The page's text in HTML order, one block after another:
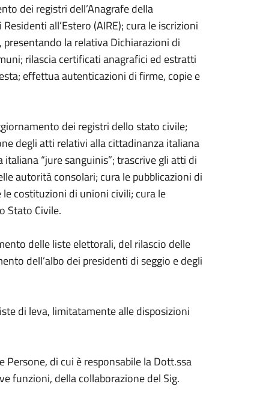
dei registri dell’Anagrafe della
all’Estero (AIRE); cura le iscrizioni
la relativa Dichiarazioni di
rilascia certificati anagrafici ed estratti
effettua autenticazioni di firme, copie e
dei registri dello stato civile;
degli atti relativi alla cittadinanza italiana
“jure sanguinis”; trascrive gli atti di
autorità consolari; cura le pubblicazioni di
costituzioni di unioni civili; cura le
Stato Civile.
delle liste elettorali, del rilascio delle
dell’albo dei presidenti di seggio e degli
di leva, limitatamente alle disposizioni
Persone, di cui è responsabile la Dott.ssa
funzioni, della collaborazione del Sig.